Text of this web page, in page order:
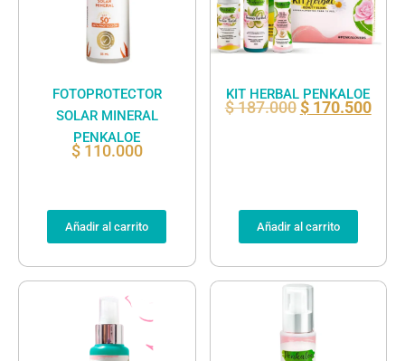
FOTOPROTECTOR
SOLAR MINERAL
PENKALOE
$110.000
Añadir al carrito
KIT HERBAL PENKALOE
$187.000 $170.500
Añadir al carrito